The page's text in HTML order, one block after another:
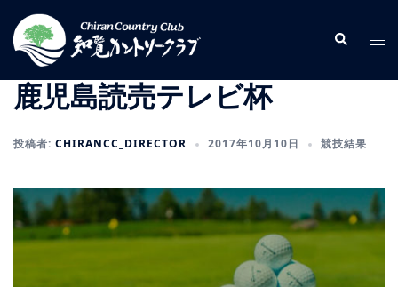
ン
検
索
ト
ル
鹿児島読売テレビ杯
投稿者: CHIRANCC_DIRECTOR 2017年10月10日 競技結果